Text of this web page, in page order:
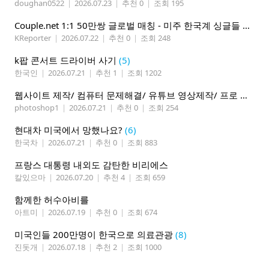
doughan0522 | 2026.07.23 | 추천 0 | 조회 195
Couple.net 1:1 50만쌍 글로벌 매칭 - 미주 한국계 싱글들 모이세요
KReporter | 2026.07.22 | 추천 0 | 조회 248
k팝 콘서트 드라이버 사기 (5)
한국인 | 2026.07.21 | 추천 1 | 조회 1202
웹사이트 제작/ 컴퓨터 문제해결/ 유튜브 영상제작/ 프로 사진촬영
photoshop1 | 2026.07.21 | 추천 0 | 조회 254
현대차 미국에서 망했나요? (6)
한국차 | 2026.07.21 | 추천 0 | 조회 883
프랑스 대통령 내외도 감탄한 비리에스
칼있으마 | 2026.07.20 | 추천 4 | 조회 659
함께한 허수아비를
아트미 | 2026.07.19 | 추천 0 | 조회 674
미국인들 200만명이 한국으로 의료관광 (8)
진돗개 | 2026.07.18 | 추천 2 | 조회 1000